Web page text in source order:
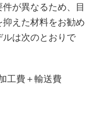
が異なるため、目
えた材料をお勧め
は次のとおりで
工費＋輸送費